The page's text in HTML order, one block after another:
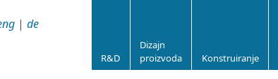
R&D
Dizajn
proizvoda
Konstruiranje
| de